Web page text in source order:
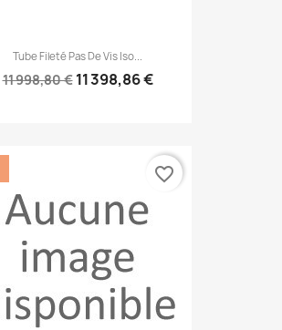
Tube Fileté Pas De Vis Iso...
11 998,80 € 11 398,86 €
favorite_border